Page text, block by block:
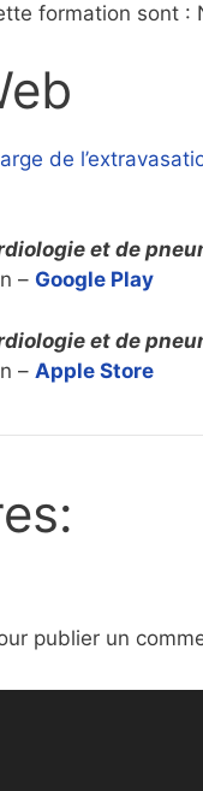
formation sont :
de
et de
– Google Play
et de
– Apple Store
publier un